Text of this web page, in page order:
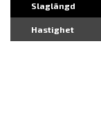
Slaglängd
Hastighet